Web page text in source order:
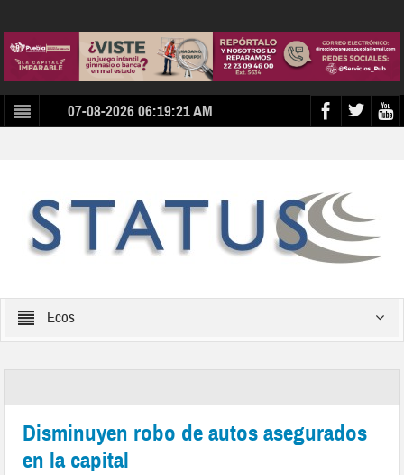
07-08-2026 06:19:21 AM
Ecos
Disminuyen robo de autos asegurados
en la capital